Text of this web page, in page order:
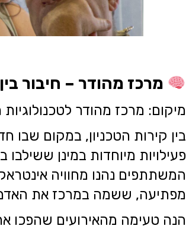
מרכז מהודר – חיבור
מיקום: מרכז מהודר
בין קירות הטכניון, במקום שבו
פעילויות מיוחדות במינן ששילבו
המשתתפים נהנו מחוויה
מפתיעה, ששמה במרכז את האדם
הנה טעימה מהאירועים שהפכו